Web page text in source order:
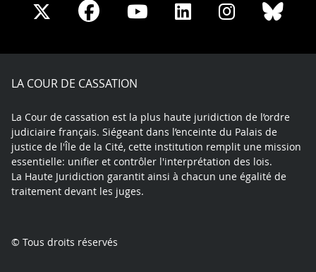
Share
X
Share
Facebook
Share
Youtube
Share
LinkedIn
Share
Instagram
LA COUR DE CASSATION
La Cour de cassation est la plus haute juridiction de l’ordre
judiciaire français. Siégeant dans l’enceinte du Palais de
justice de l'Île de la Cité, cette institution remplit une mission
essentielle: unifier et contrôler l'interprétation des lois.
La Haute Juridiction garantit ainsi à chacun une égalité de
traitement devant les juges.
© Tous droits réservés